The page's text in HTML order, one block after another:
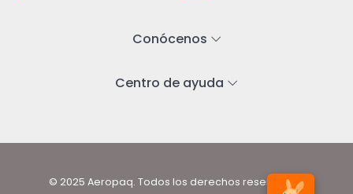
Conócenos
Centro de ayuda
© 2025 Aeropaq. Todos los derechos reservados.